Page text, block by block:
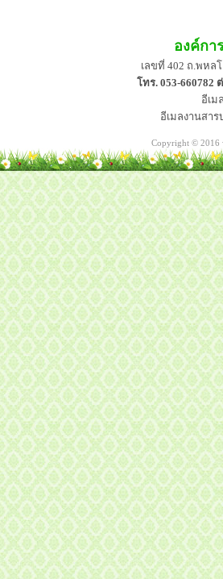
องค์กา
เลขที่ 402 ถ.พหล
โทร. 053-660782
อีเม
อีเมลงานสาร
Copyright © 2016